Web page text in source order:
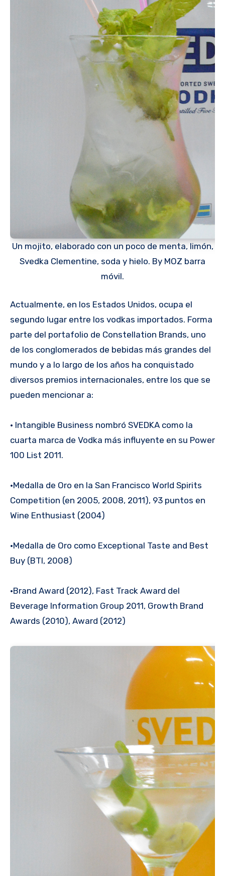
Un mojito, elaborado con un poco de menta, limón,
Svedka Clementine, soda y hielo. By MOZ barra
móvil.
Actualmente, en los Estados Unidos, ocupa el
segundo lugar entre los vodkas importados. Forma
parte del portafolio de Constellation Brands, uno
de los conglomerados de bebidas más grandes del
mundo y a lo largo de los años ha conquistado
diversos premios internacionales, entre los que se
pueden mencionar a:
• Intangible Business nombró SVEDKA como la
cuarta marca de Vodka más influyente en su Power
100 List 2011.
•Medalla de Oro en la San Francisco World Spirits
Competition (en 2005, 2008, 2011), 93 puntos en
Wine Enthusiast (2004)
•Medalla de Oro como Exceptional Taste and Best
Buy (BTI, 2008)
•Brand Award (2012), Fast Track Award del
Beverage Information Group 2011, Growth Brand
Awards (2010), Award (2012)